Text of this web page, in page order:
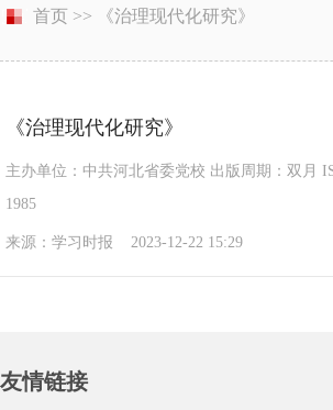
首页 >> 《治理现代化研究》
《治理现代化研究》
主办单位：中共河北省委党校 出版周期：双月
1985
来源：学习时报 2023-12-22 15:29
友情链接